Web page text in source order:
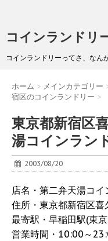
コインランドリ
コインランドリーってさ、なん
ホーム > メインカテゴリー
宿区のコインランドリー >
東京都新宿区
湯コインラン
2003/08/20
店名・第二弁天湯コイ
住所・東京都新宿区
最寄駅・早稲田駅(東
営業時間・10:00～